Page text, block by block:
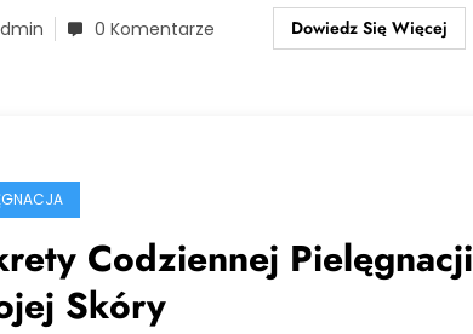
0 Komentarze Dowiedz Się Więcej
Codziennej Pielęgnacji
Skóry